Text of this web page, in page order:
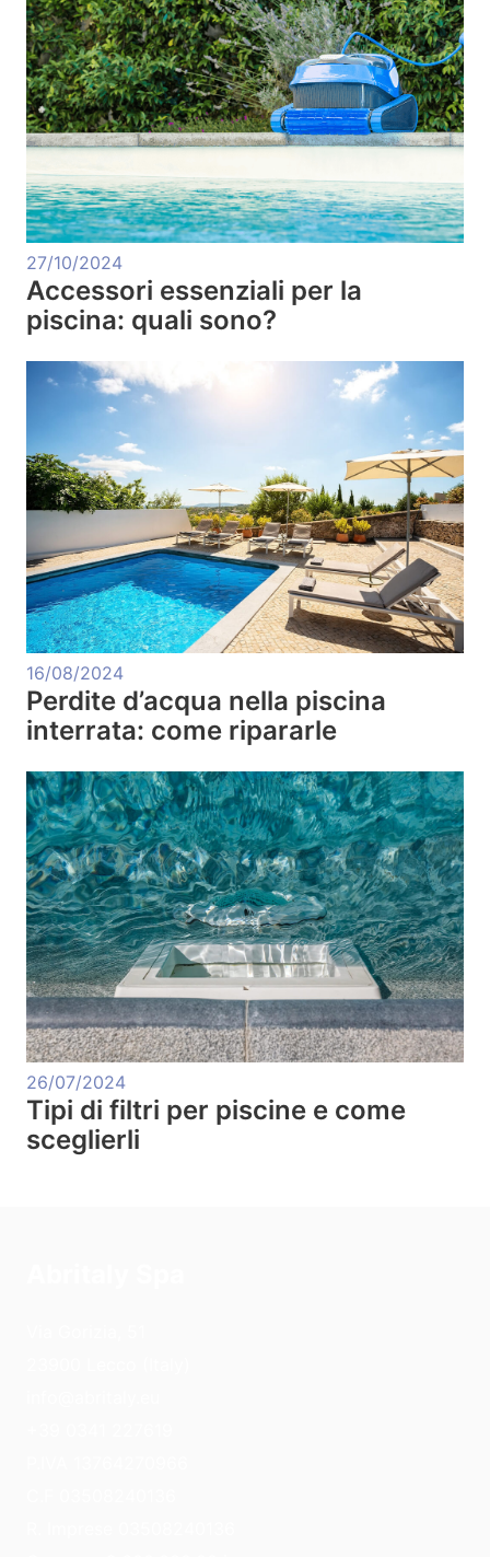
27/10/2024
Accessori essenziali per la
piscina: quali sono?
16/08/2024
Perdite d’acqua nella piscina
interrata: come ripararle
26/07/2024
Tipi di filtri per piscine e come
sceglierli